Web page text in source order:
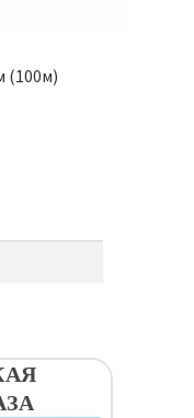
(100м)